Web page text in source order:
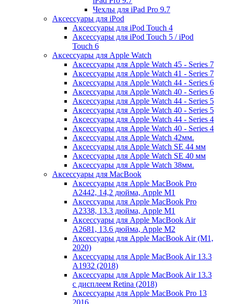
Чехлы для iPad Pro 9.7
Аксессуары для iPod
Аксессуары для iPod Touch 4
Аксессуары для iPod Touch 5 / iPod
Touch 6
Аксессуары для Apple Watch
Аксессуары для Apple Watch 45 - Series 7
Аксессуары для Apple Watch 41 - Series 7
Аксессуары для Apple Watch 44 - Series 6
Аксессуары для Apple Watch 40 - Series 6
Аксессуары для Apple Watch 44 - Series 5
Аксессуары для Apple Watch 40 - Series 5
Аксессуары для Apple Watch 44 - Series 4
Аксессуары для Apple Watch 40 - Series 4
Аксессуары для Apple Watch 42мм.
Аксессуары для Apple Watch SE 44 мм
Аксессуары для Apple Watch SE 40 мм
Аксессуары для Apple Watch 38мм.
Аксессуары для MacBook
Аксессуары для Apple MacBook Pro
A2442, 14,2 дюйма, Apple M1
Аксессуары для Apple MacBook Pro
A2338, 13.3 дюйма, Apple M1
Аксессуары для Apple MacBook Air
A2681, 13.6 дюйма, Apple M2
Аксессуары для Apple MacBook Air (M1,
2020)
Аксессуары для Apple MacBook Air 13.3
A1932 (2018)
Аксессуары для Apple MacBook Air 13.3
с дисплеем Retina (2018)
Аксессуары для Apple MacBook Pro 13
2016